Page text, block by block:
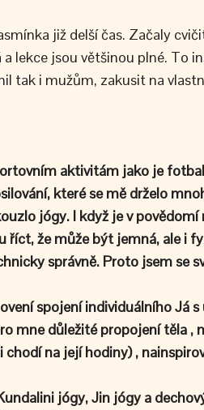
již delší čas. Začaly
lekce jsou většinou plné. To
tak i mužům, zakusit na
aktivitám jako je
které se mě drželo
jógy. I když je v povědomí
říct, že může být jemná, ale i
správně. Proto jsem se
spojení individuálního Já
mne důležité propojení těla ,
na její hodiny) ,
jógy, Jin jógy a